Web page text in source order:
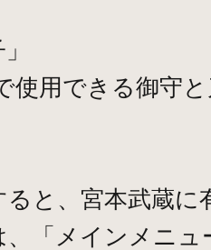
使用できる御守
と、宮本武蔵に
「メインメニュ